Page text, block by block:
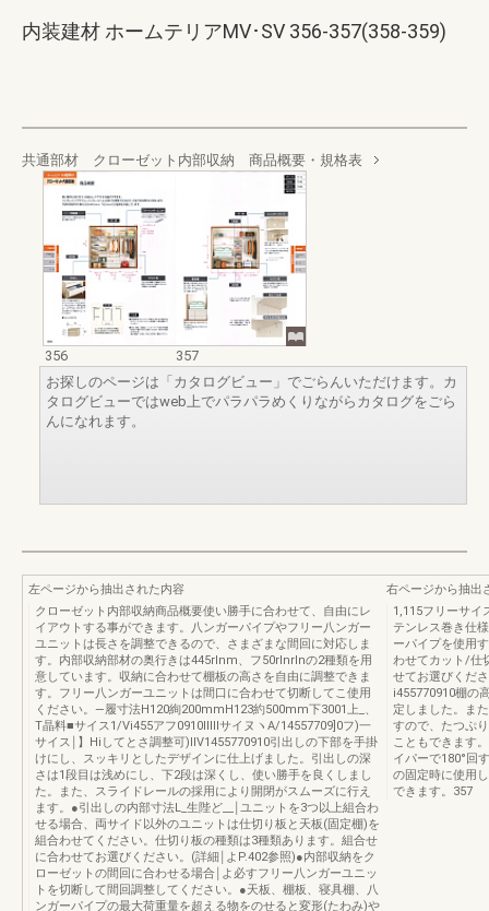
内装建材 ホームテリアMV･SV 356-357(358-359)
共通部材 クローゼット内部収納 商品概要・規格表
356
357
お探しのページは「カタログビュー」でごらんいただけます。カ
タログビューではweb上でパラパラめくりながらカタログをごら
んになれます。
左ページから抽出された内容
クローゼット内部収納商品概要使い勝手に合わせて、自由にレ
イアウトする事ができます。八ンガーパイプやフリー八ンガー
ユニットは長さを調整できるので、さまざまな間回に対応しま
す。内部収納部材の奥行きは445rlnm、フ50rlnrlnの2種類を用
意しています。収納に合わせて棚板の高さを自由に調整できま
す。フリー八ンガーユニットは間口に合わせて切断してこ使用
ください。―履寸法H120絢200mmH123約500mm下3001上_、
T晶料■サイス1/Vi455アフ0910ⅢllサイヌヽA/14557709]0フ)一
サイス￨】Hiしてとさ調整可)llV1455770910引出しの下部を手掛
けにし、スッキリとしたデザインに仕上げました。引出しの深
さは1段目は浅めにし、下2段は深くし、使い勝手を良くしまし
た。また、スライドレールの採用により開閉がスムーズに行え
ます。●引出しの内部寸法L_生陛ど__￨ユニットを3つ以上組合わ
せる場合、両サイド以外のユニットは仕切り板と天板(固定棚)を
組合わせてください。仕切り板の種類は3種類あります。組合せ
に合わせてお選びください。(詳細￨よP.402参照)●内部収納をク
ローゼットの間回に合わせる場合￨よ必すフリー八ンガーユニッ
トを切断して間回調整してください。●天板、棚板、寝具棚、八
ンガーパイプの最大荷重量を超える物をのせると変形(たわみ)や
右ページから抽出
1,115フリーサイ
テンレス巻き仕
ーパイプを使用
わせてカット/仕
せてお選びくだ
i455770910棚の
定しました。ま
すので、たつぷ
こともできます
イパーで180°回
の固定時に使用
できます。357